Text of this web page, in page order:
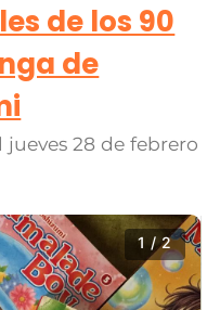
de los 90
de
jueves 28 de febrero
1 / 2